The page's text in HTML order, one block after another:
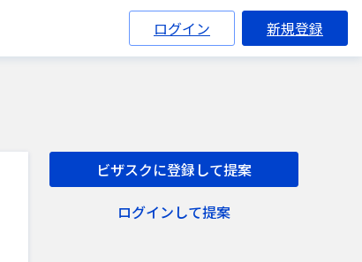
ログイン 新規登録
ビザスクに登録して提案
ログインして提案